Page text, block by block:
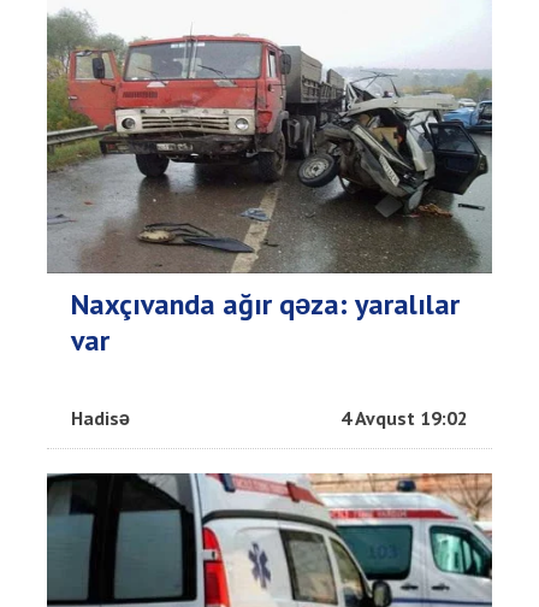
Naxçıvanda ağır qəza: yaralılar
var
Hadisə 4 Avqust 19:02